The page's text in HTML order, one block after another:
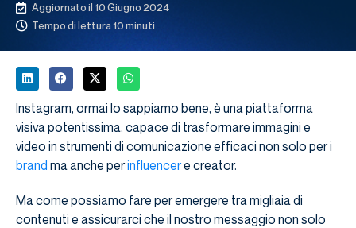
Aggiornato il 10 Giugno 2024
Tempo di lettura 10 minuti
Instagram, ormai lo sappiamo bene, è una piattaforma
visiva potentissima, capace di trasformare immagini e
video in strumenti di comunicazione efficaci non solo per i
brand ma anche perinfluencere creator.
Ma come possiamo fare per emergere tra migliaia di
contenuti e assicurarci che il nostro messaggio non solo